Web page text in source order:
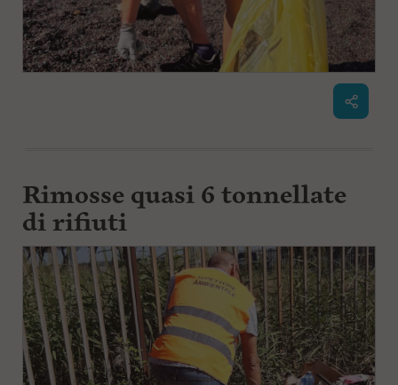
Rimosse quasi 6 tonnellate
di rifiuti